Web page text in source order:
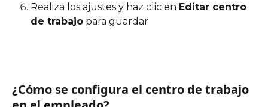
Realiza los ajustes y haz clic en Editar centro
de trabajo para guardar
¿Cómo se configura el centro de trabajo